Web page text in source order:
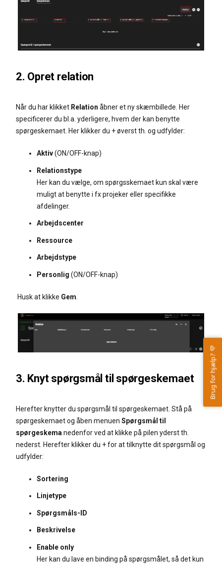
2. Opret relation
Når du har klikket Relation åbner et ny skæmbillede. Her
specificerer du bl.a. yderligere, hvem der kan benytte
spørgeskemaet. Her klikker du + øverst th. og udfylder:
Aktiv(ON/OFF-knap)
Relationstype
Her kan du vælge, om spørgsskemaet kun skal være
muligt at benytte i fxprojeker eller specifikke
afdelinger.
Arbejdscenter
Ressource
Arbejdstype
Personlig (ON/OFF-knap)
Husk at klikke Gem
3. Knyt spørgsmål til spørgeskemaet
Herefter knytter du spørgsmål til spørgeskemaet. Stå på
spørgeskemaet og åben menuen Spørgsmål til
spørgeskema nedenfor ved at klikke på pilen yderst th.
nederst. Herefter klikker du + for at tilknytte dit spørgsmål og
udfylder:
Sortering
Linjetype
Spørgsmåls-ID
Beskrivelse
Enable only
Her kan du lave en binding på spørgsmålet, så det kun
Brug for hjælp? 💜